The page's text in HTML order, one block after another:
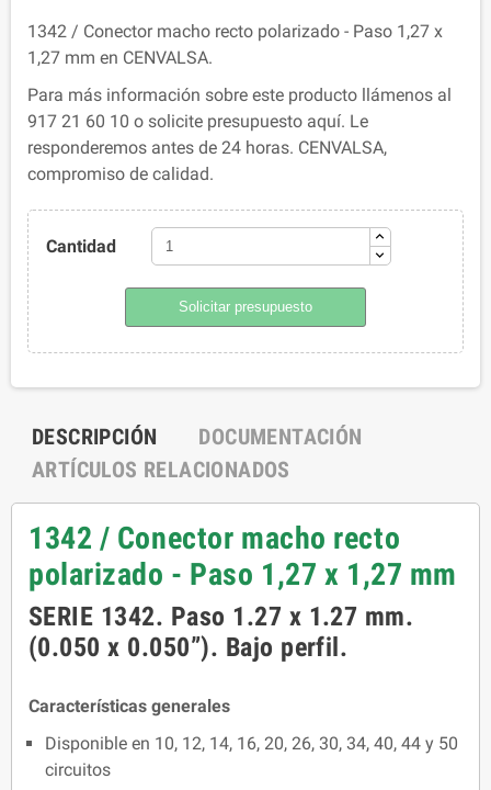
1342 / Conector macho recto polarizado - Paso 1,27 x
1,27 mm en CENVALSA.
Para más información sobre este producto llámenos al
917 21 60 10 o solicite presupuesto aquí. Le
responderemos antes de 24 horas. CENVALSA,
compromiso de calidad.
Cantidad
Solicitar presupuesto
DESCRIPCIÓN
DOCUMENTACIÓN
ARTÍCULOS RELACIONADOS
1342 / Conector macho recto
polarizado - Paso 1,27 x 1,27 mm
SERIE 1342. Paso 1.27 x 1.27 mm.
(0.050 x 0.050”). Bajo perfil.
Características generales
Disponible en 10, 12, 14, 16, 20, 26, 30, 34, 40, 44 y 50
circuitos